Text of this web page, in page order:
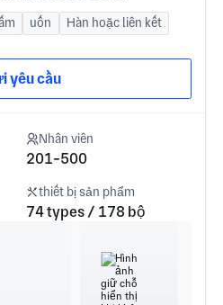
uốn
Hàn hoặc liên kết
yêu cầu
Nhân viên
201-500
thiết bị sản phẩm
74 types / 178 bộ